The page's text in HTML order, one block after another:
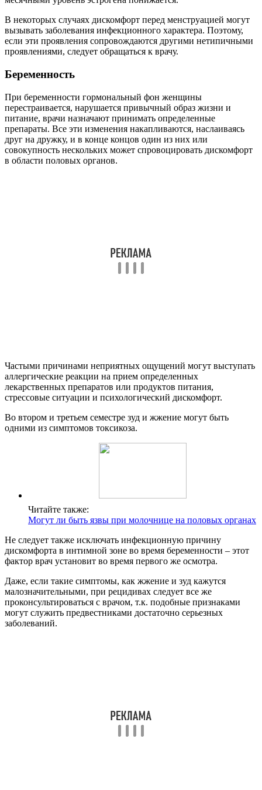
В некоторых случаях дискомфорт перед менструацией могут
вызывать заболевания инфекционного характера. Поэтому,
если эти проявления сопровождаются другими нетипичными
проявлениями, следует обращаться к врачу.
Беременность
При беременности гормональный фон женщины
перестраивается, нарушается привычный образ жизни и
питание, врачи назначают принимать определенные
препараты. Все эти изменения накапливаются, наслаиваясь
друг на дружку, и в конце концов один из них или
совокупность нескольких может спровоцировать дискомфорт
в области половых органов.
Частыми причинами неприятных ощущений могут выступать
аллергические реакции на прием определенных
лекарственных препаратов или продуктов питания,
стрессовые ситуации и психологический дискомфорт.
Во втором и третьем семестре зуд и жжение могут быть
одними из симптомов токсикоза.
Читайте также:
Могут ли быть язвы при молочнице на половых органах
Не следует также исключать инфекционную причину
дискомфорта в интимной зоне во время беременности – этот
фактор врач установит во время первого же осмотра.
Даже, если такие симптомы, как жжение и зуд кажутся
малозначительными, при рецидивах следует все же
проконсультироваться с врачом, т.к. подобные признаками
могут служить предвестниками достаточно серьезных
заболеваний.